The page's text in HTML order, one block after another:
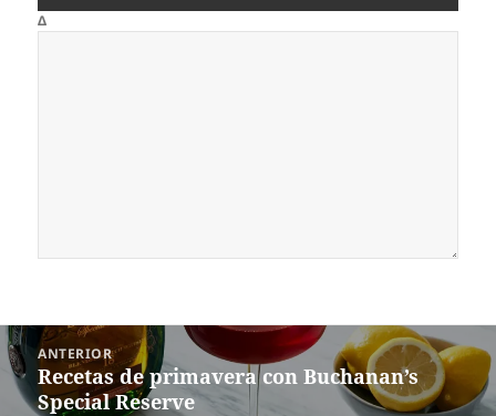
Δ
Navegación
de
entradas
ANTERIOR
Entrada
anterior:
Recetas de primavera con Buchanan’s
Special Reserve